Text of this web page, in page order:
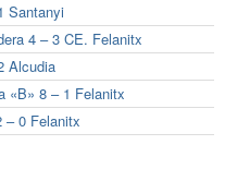
Santanyi
4 – 3 CE. Felanitx
Alcudia
«B» 8 – 1 Felanitx
– 0 Felanitx